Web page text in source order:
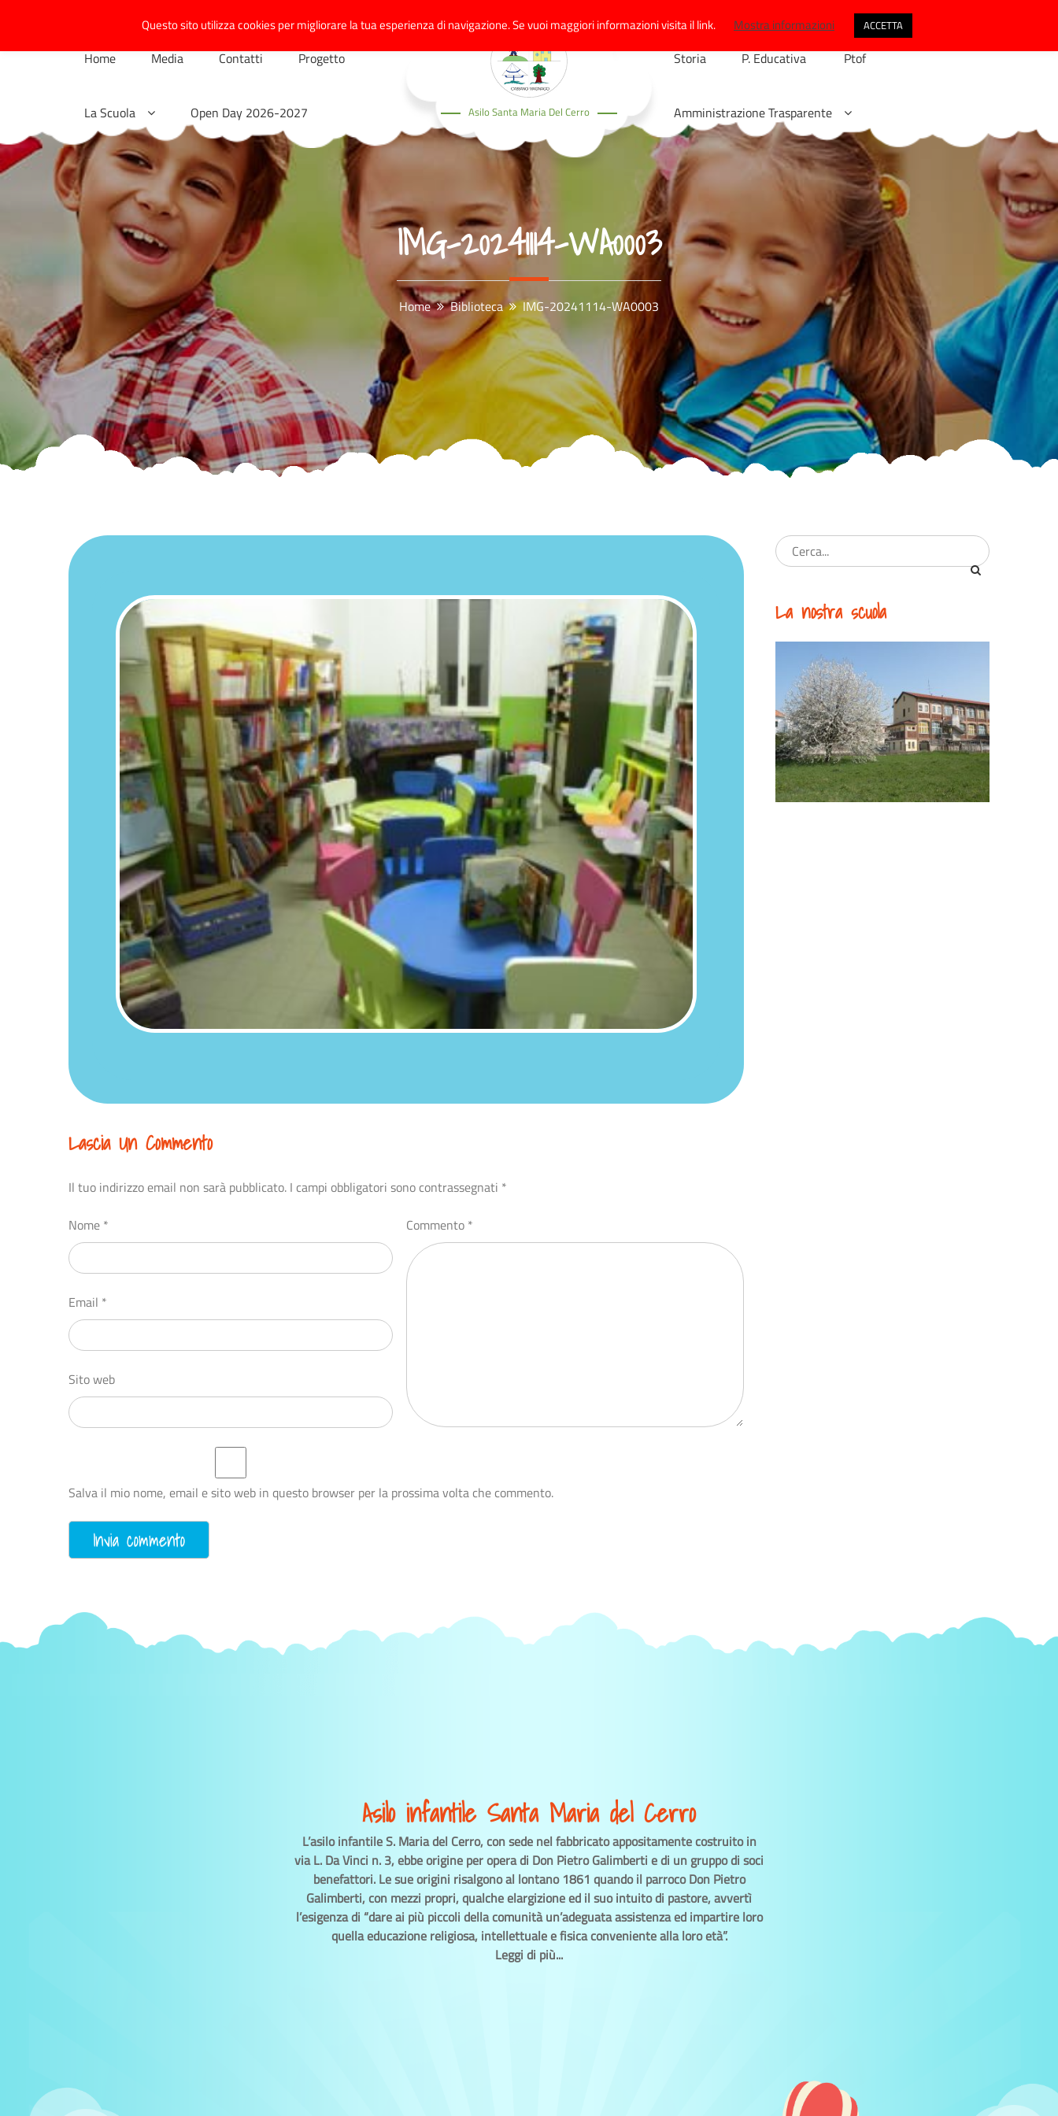
content
Home Media Contatti Progetto
La Scuola Open Day 2026-2027 Asilo Santa Maria Del Cerro
Storia P. Educativa Ptof
Amministrazione Trasparente
IMG-20241114-WA0003
Home Biblioteca IMG-20241114-WA0003
Lascia Un Commento
Il tuo indirizzo email non sarà pubblicato. I campi obbligatori sono contrassegnati *
Commento *
Nome *
Email *
Sito web
Salva il mio nome, email e sito web in questo browser per la prossima volta che commento.
La nostra scuola
Asilo infantile Santa Maria del Cerro
L’asilo infantile S. Maria del Cerro, con sede nel fabbricato appositamente costruito in
via L. Da Vinci n. 3, ebbe origine per opera di Don Pietro Galimberti e di un gruppo di soci
benefattori. Le sue origini risalgono al lontano 1861 quando il parroco Don Pietro
Galimberti, con mezzi propri, qualche elargizione ed il suo intuito di pastore, avvertì
l’esigenza di “dare ai più piccoli della comunità un’adeguata assistenza ed impartire loro
quella educazione religiosa, intellettuale e fisica conveniente alla loro età”.
Leggi di più...
Questo sito utilizza cookies per migliorare la tua esperienza di navigazione. Se vuoi maggiori informazioni visita il link. Mostra informazioni ACCETTA